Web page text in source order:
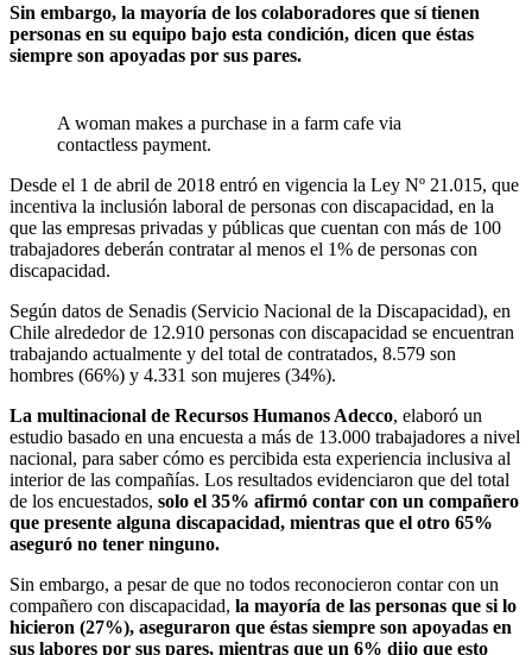
Sin embargo, la mayoría de los colaboradores que sí tienen
personas en su equipo bajo esta condición, dicen que éstas
siempre son apoyadas por sus pares.
A woman makes a purchase in a farm cafe via
contactless payment.
Desde el 1 de abril de 2018 entró en vigencia la Ley Nº 21.015, que
incentiva la inclusión laboral de personas con discapacidad, en la
que las empresas privadas y públicas que cuentan con más de 100
trabajadores deberán contratar al menos el 1% de personas con
discapacidad.
Según datos de Senadis (Servicio Nacional de la Discapacidad), en
Chile alrededor de 12.910 personas con discapacidad se encuentran
trabajando actualmente y del total de contratados, 8.579 son
hombres (66%) y 4.331 son mujeres (34%).
La multinacional de Recursos Humanos Adecco, elaboró un
estudio basado en una encuesta a más de 13.000 trabajadores a nivel
nacional, para saber cómo es percibida esta experiencia inclusiva al
interior de las compañías. Los resultados evidenciaron que del total
de los encuestados, solo el 35% afirmó contar con un compañero
que presente alguna discapacidad, mientras que el otro 65%
aseguró no tener ninguno.
Sin embargo, a pesar de que no todos reconocieron contar con un
compañero con discapacidad, la mayoría de las personas que si lo
hicieron (27%), aseguraron que éstas siempre son apoyadas en
sus labores por sus pares, mientras que un 6% dijo que esto